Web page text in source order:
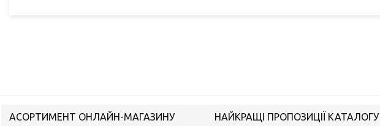
АСОРТИМЕНТ ОНЛАЙН-МАГАЗИНУ НАЙКРАЩІ ПРОПОЗИЦІЇ КАТАЛОГУ